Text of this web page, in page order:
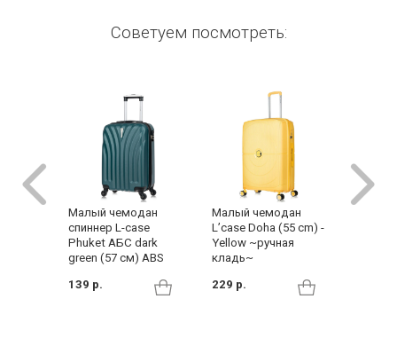
Советуем посмотреть:
Малый чемодан
спиннер L-case
Phuket АБС dark
green (57 см) ABS
139 р.
Малый чемодан
L’case Doha (55 cm) -
Yellow ~ручная
кладь~
229 р.